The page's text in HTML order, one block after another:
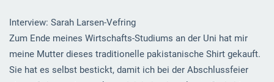
Interview: Sarah Larsen-Vefring
Zum Ende meines Wirtschafts-Studiums an der Uni hat mir
meine Mutter dieses traditionelle pakistanische Shirt gekauft.
Sie hat es selbst bestickt, damit ich bei der Abschlussfeier